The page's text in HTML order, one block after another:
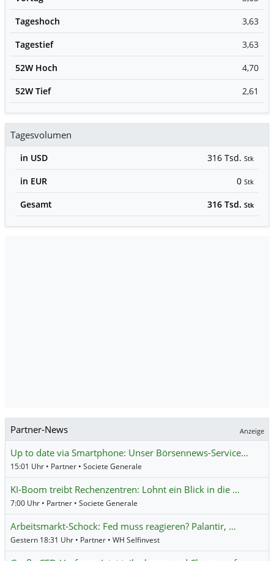
Tageshoch
3,63
Tagestief
3,63
52W Hoch
4,70
52W Tief
2,61
Tagesvolumen
in USD 316 Tsd. Stk
in EUR 0 Stk
Gesamt 316 Tsd. Stk
Partner-News Anzeige
Up to date via Smartphone: Unser Börsennews-Service…
15:01 Uhr • Partner • Societe Generale
KI-Boom treibt Rechenzentren: Lohnt ein Blick in die …
7:00 Uhr • Partner • Societe Generale
Arbeitsmarkt-Schock: Fed muss reagieren? Palantir, …
Gestern 18:31 Uhr • Partner • WH Selfinvest